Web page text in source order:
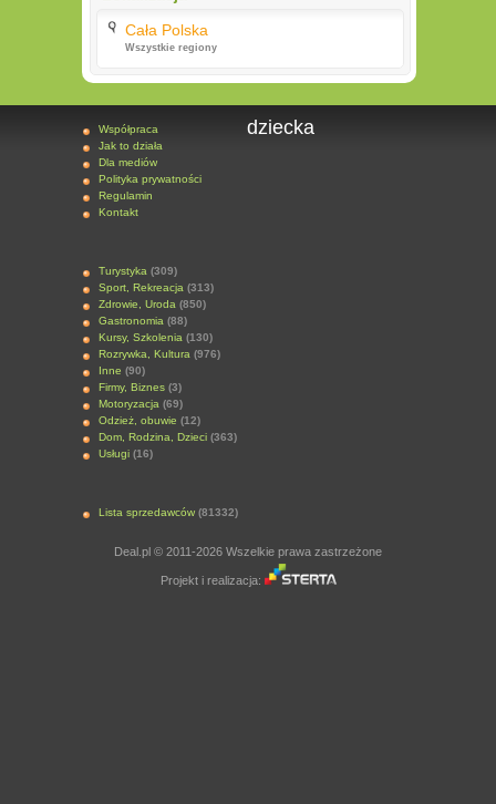
Cała Polska
Wszystkie regiony
Współpraca
Jak to działa
Dla mediów
Polityka prywatności
Regulamin
Kontakt
Turystyka (309)
Sport, Rekreacja (313)
Zdrowie, Uroda (850)
Gastronomia (88)
Kursy, Szkolenia (130)
Rozrywka, Kultura (976)
Inne (90)
Firmy, Biznes (3)
Motoryzacja (69)
Odzież, obuwie (12)
Dom, Rodzina, Dzieci (363)
Usługi (16)
Lista sprzedawców (81332)
dziecka
Deal.pl © 2011-2026 Wszelkie prawa zastrzeżone
Projekt i realizacja: